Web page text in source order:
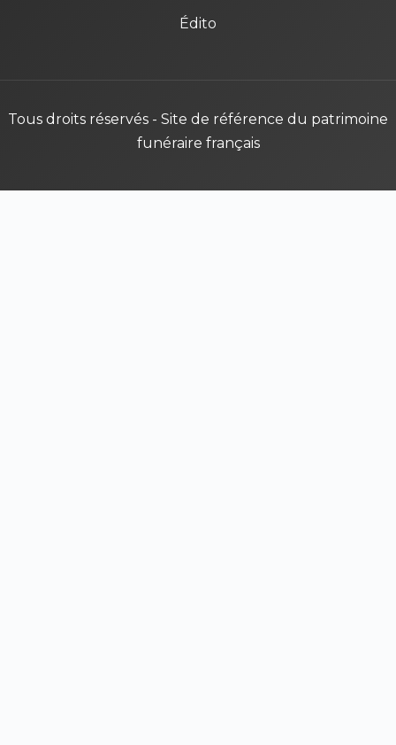
Édito
Tous droits réservés - Site de référence du patrimoine
funéraire français